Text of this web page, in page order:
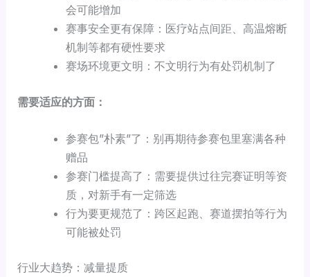
会可能增加
赛事安全更有保障：医疗站点间距、高温熔断
机制等都有硬性要求
赛场环境更文明：不文明行为有处罚机制了
需要适应的方面：
参赛包”朴素”了：别再期待参赛包里塞满各种
赠品
参赛门槛提高了：需要提供过往完赛证明等资
质，对新手有一定筛选
行为要更规范了：跨区起跑、赛道摆拍等行为
可能被处罚
行业大趋势：减量提质